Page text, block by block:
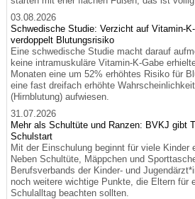
03.08.2026
Schwedische Studie: Verzicht auf Vitamin-
verdoppelt Blutungsrisiko
Eine schwedische Studie macht darauf
keine intramuskuläre Vitamin-K-Gabe
Monaten eine um 52% erhöhtes Risiko für
eine fast dreifach erhöhte
(Hirnblutung) aufwiesen.
31.07.2026
Mehr als Schultüte und Ranzen: BVKJ gibt
Schulstart
Mit der Einschulung beginnt für viele Kinder
Neben Schultüte, Mäppchen und
Berufsverbands der Kinder- und
noch weitere wichtige Punkte, die Eltern für
Schulalltag beachten sollten.